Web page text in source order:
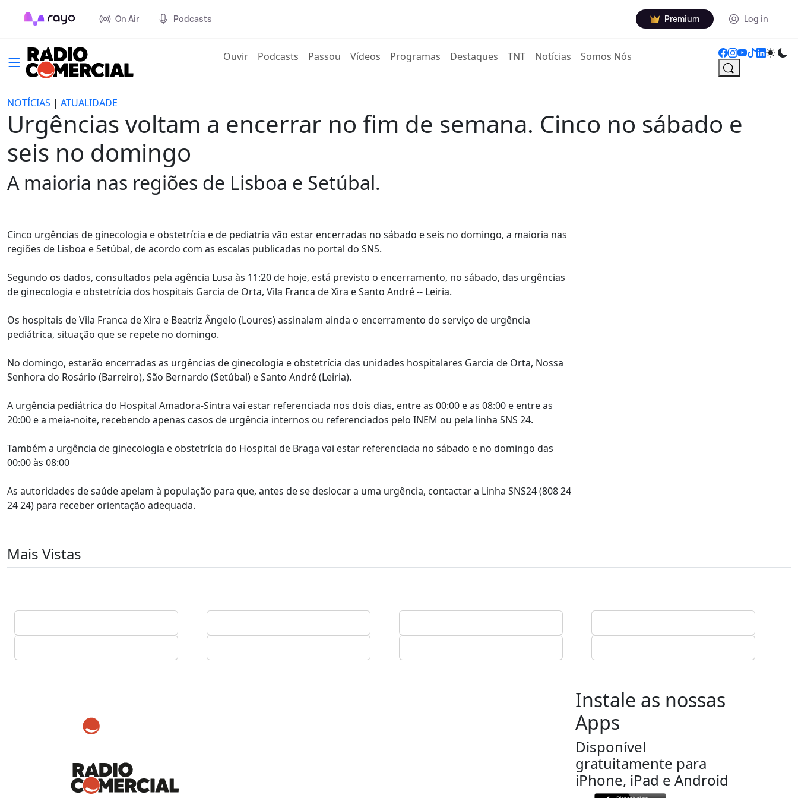
On Air Podcasts Premium Log in
Ouvir(current)
Podcasts Passou Vídeos Programas Destaques TNT Notícias Somos Nós
NOTÍCIAS | ATUALIDADE
Urgências voltam a encerrar no fim de semana. Cinco no sábado e
seis no domingo
A maioria nas regiões de Lisboa e Setúbal.
Cinco urgências de ginecologia e obstetrícia e de pediatria vão estar encerradas no sábado e seis no domingo, a maioria nas
regiões de Lisboa e Setúbal, de acordo com as escalas publicadas no portal do SNS.
Segundo os dados, consultados pela agência Lusa às 11:20 de hoje, está previsto o encerramento, no sábado, das urgências
de ginecologia e obstetrícia dos hospitais Garcia de Orta, Vila Franca de Xira e Santo André -- Leiria.
Os hospitais de Vila Franca de Xira e Beatriz Ângelo (Loures) assinalam ainda o encerramento do serviço de urgência
pediátrica, situação que se repete no domingo.
No domingo, estarão encerradas as urgências de ginecologia e obstetrícia das unidades hospitalares Garcia de Orta, Nossa
Senhora do Rosário (Barreiro), São Bernardo (Setúbal) e Santo André (Leiria).
A urgência pediátrica do Hospital Amadora-Sintra vai estar referenciada nos dois dias, entre as 00:00 e as 08:00 e entre as
20:00 e a meia-noite, recebendo apenas casos de urgência internos ou referenciados pelo INEM ou pela linha SNS 24.
Também a urgência de ginecologia e obstetrícia do Hospital de Braga vai estar referenciada no sábado e no domingo das
00:00 às 08:00
As autoridades de saúde apelam à população para que, antes de se deslocar a uma urgência, contactar a Linha SNS24 (808 24
24 24) para receber orientação adequada.
Mais Vistas
Instale as nossas
Apps
Disponível
gratuitamente para
iPhone, iPad e Android